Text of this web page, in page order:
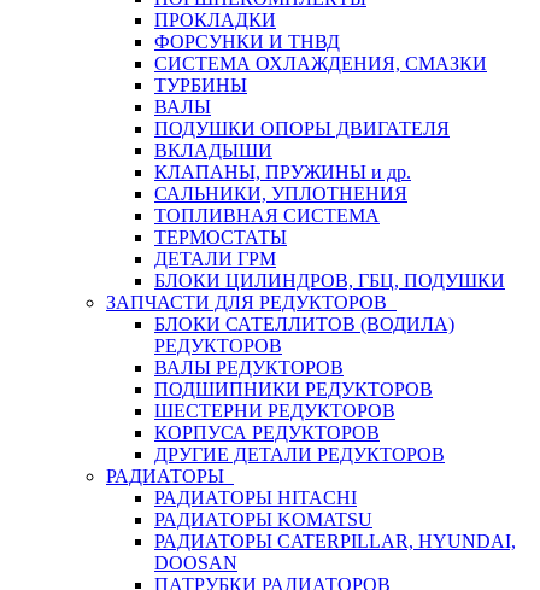
ПРОКЛАДКИ
ФОРСУНКИ И ТНВД
СИСТЕМА ОХЛАЖДЕНИЯ, СМАЗКИ
ТУРБИНЫ
ВАЛЫ
ПОДУШКИ ОПОРЫ ДВИГАТЕЛЯ
ВКЛАДЫШИ
КЛАПАНЫ, ПРУЖИНЫ и др.
САЛЬНИКИ, УПЛОТНЕНИЯ
ТОПЛИВНАЯ СИСТЕМА
ТЕРМОСТАТЫ
ДЕТАЛИ ГРМ
БЛОКИ ЦИЛИНДРОВ, ГБЦ, ПОДУШКИ
ЗАПЧАСТИ ДЛЯ РЕДУКТОРОВ
БЛОКИ САТЕЛЛИТОВ (ВОДИЛА)
РЕДУКТОРОВ
ВАЛЫ РЕДУКТОРОВ
ПОДШИПНИКИ РЕДУКТОРОВ
ШЕСТЕРНИ РЕДУКТОРОВ
КОРПУСА РЕДУКТОРОВ
ДРУГИЕ ДЕТАЛИ РЕДУКТОРОВ
РАДИАТОРЫ
РАДИАТОРЫ HITACHI
РАДИАТОРЫ KOMATSU
РАДИАТОРЫ CATERPILLAR, HYUNDAI,
DOOSAN
ПАТРУБКИ РАДИАТОРОВ